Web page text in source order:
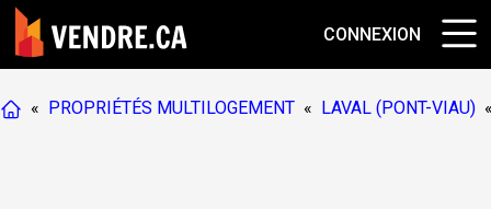
CONNEXION
« PROPRIÉTÉS MULTILOGEMENT « LAVAL (PONT-VIAU)